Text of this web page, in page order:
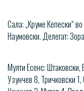
Сала: „Круме Кепески“
Наумовски. Делегат:
Мулти Есенс: Штаковски,
Узунчев 8, Тричковски